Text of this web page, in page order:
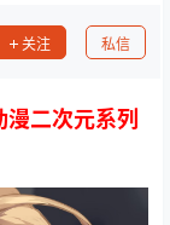
关注 私信
二次元系列